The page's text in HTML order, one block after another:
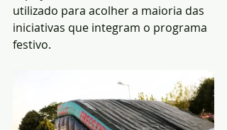
utilizado para acolher a maioria das
iniciativas que integram o programa
festivo.